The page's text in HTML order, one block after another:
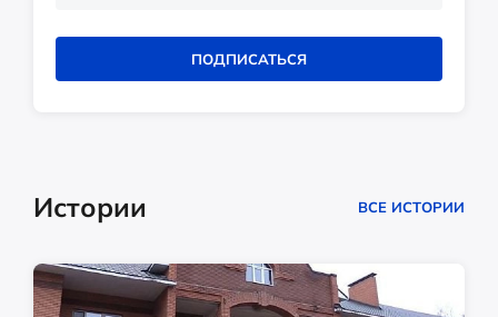
ПОДПИСАТЬСЯ
Истории ВСЕ ИСТОРИИ